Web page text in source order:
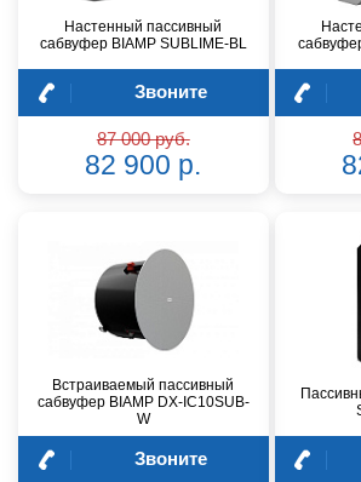
Настенный пассивный
сабвуфер BIAMP SUBLIME-BL
Звоните
87 000 руб.
82 900 р.
Встраиваемый пассивный
сабвуфер BIAMP DX-IC10SUB-
W
Звоните